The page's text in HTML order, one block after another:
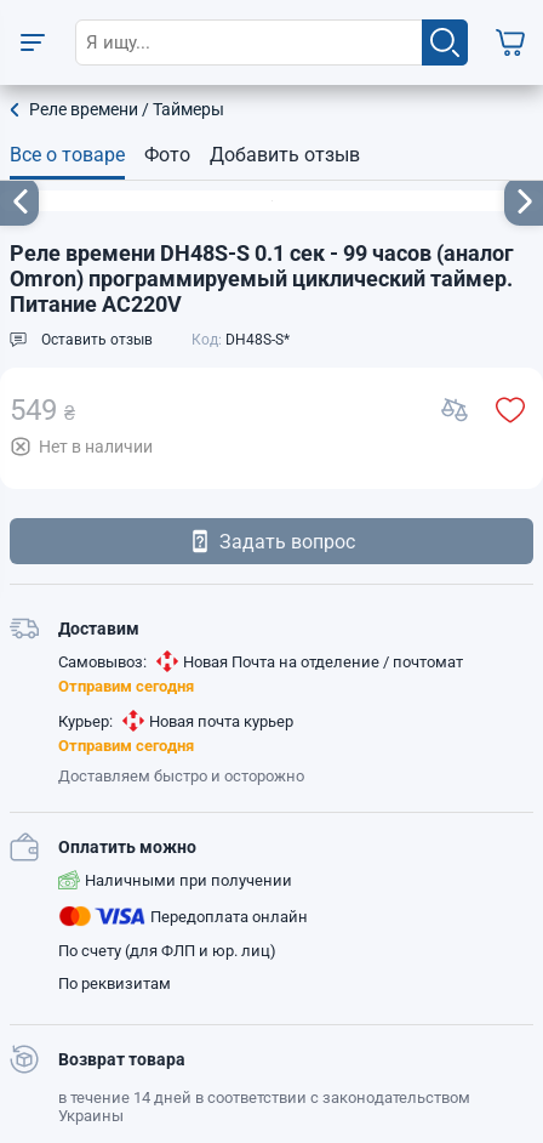
Реле времени / Таймеры
Все о товаре Фото Добавить отзыв
Реле времени DH48S-S 0.1 сек - 99 часов (аналог
Omron) программируемый циклический таймер.
Питание AC220V
Оставить отзыв Код: DH48S-S*
549 ₴
Нет в наличии
Задать вопрос
Доставим
Самовывоз:
Новая Почта на отделение / почтомат
Отправим сегодня
Курьер:
Новая почта курьер
Отправим сегодня
Доставляем быстро и осторожно
Оплатить можно
Наличными при получении
Передоплата онлайн
По счету (для ФЛП и юр. лиц)
По реквизитам
Возврат товара
в течение 14 дней в соответствии с законодательством
Украины